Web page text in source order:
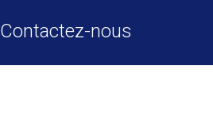
Contactez-nous